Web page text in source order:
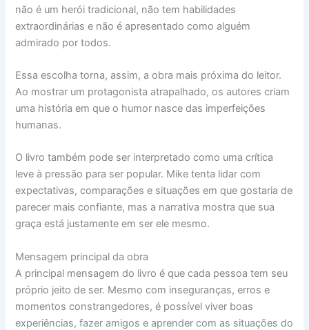
não é um herói tradicional, não tem habilidades
extraordinárias e não é apresentado como alguém
admirado por todos.
Essa escolha torna, assim, a obra mais próxima do leitor.
Ao mostrar um protagonista atrapalhado, os autores criam
uma história em que o humor nasce das imperfeições
humanas.
O livro também pode ser interpretado como uma crítica
leve à pressão para ser popular. Mike tenta lidar com
expectativas, comparações e situações em que gostaria de
parecer mais confiante, mas a narrativa mostra que sua
graça está justamente em ser ele mesmo.
Mensagem principal da obra
A principal mensagem do livro é que cada pessoa tem seu
próprio jeito de ser. Mesmo com inseguranças, erros e
momentos constrangedores, é possível viver boas
experiências, fazer amigos e aprender com as situações do